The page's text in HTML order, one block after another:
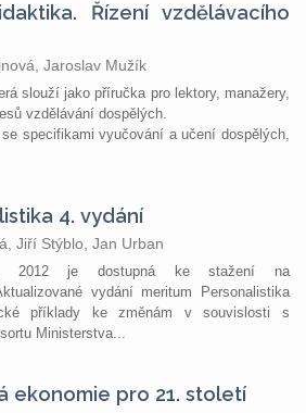
Řízení vzdělávacího
Jaroslav Mužík
slouží jako příručka pro lektory, manažery,
vzdělávání dospělých.
specifikami vyučování a učení dospělých,
4. vydání
Jiří Stýblo, Jan Urban
2012 je dostupná ke stažení na
vydání meritum Personalistika
příklady ke změnám v souvislosti s
Ministerstva...
ekonomie pro 21. století